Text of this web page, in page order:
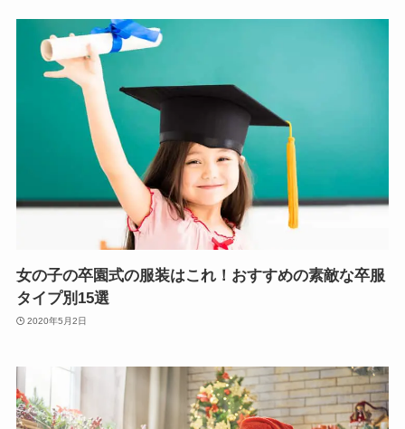
女の子の卒園式の服装はこれ！おすすめの素敵な卒服
タイプ別15選
2020年5月2日